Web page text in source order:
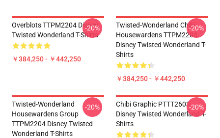
Overblots TTPM2204 Disney
Twisted Wonderland T-Shirts
￥384,250 - ￥442,250
-20%
Twisted-Wonderland Chibi
Housewardens TTPM2204
Disney Twisted Wonderland T-
Shirts
￥384,250 - ￥442,250
-20%
Twisted-Wonderland
Housewardens Group
TTPM2204 Disney Twisted
Wonderland T-Shirts
-20%
Chibi Graphic PTTT2603
Disney Twisted Wonderland T-
Shirts
-20%